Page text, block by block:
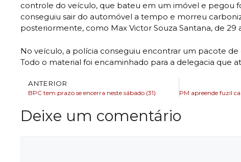
controle do veículo, que bateu em um imóvel e pegou
conseguiu sair do automóvel a tempo e morreu
posteriormente, como Max Victor Souza Santana, de 29
No veículo, a polícia conseguiu encontrar um pacote de
Todo o material foi encaminhado para a delegacia que
ANTERIOR
BPC tem prazo se encerra neste sábado (31)
Deixe um comentário